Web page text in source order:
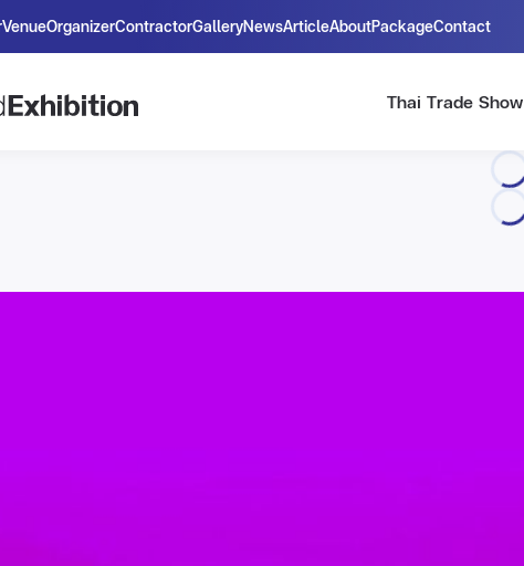
VenueOrganizerContractorGalleryNewsArticleAboutPackageContact
Thai Trade Show